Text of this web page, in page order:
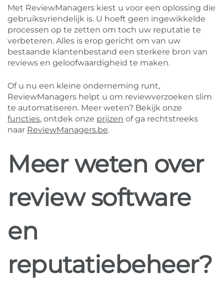
Met ReviewManagers kiest u voor een oplossing die
gebruiksvriendelijk is. U hoeft geen ingewikkelde
processen op te zetten om toch uw reputatie te
verbeteren. Alles is erop gericht om van uw
bestaande klantenbestand een sterkere bron van
reviews en geloofwaardigheid te maken.
Of u nu een kleine onderneming runt,
ReviewManagers helpt u om reviewverzoeken slim
te automatiseren. Meer weten? Bekijk onze
functies, ontdek onze prijzen of ga rechtstreeks
naar ReviewManagers.be.
Meer weten over
review software
en
reputatiebeheer?